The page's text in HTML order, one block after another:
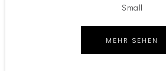
Small
MEHR SEHEN